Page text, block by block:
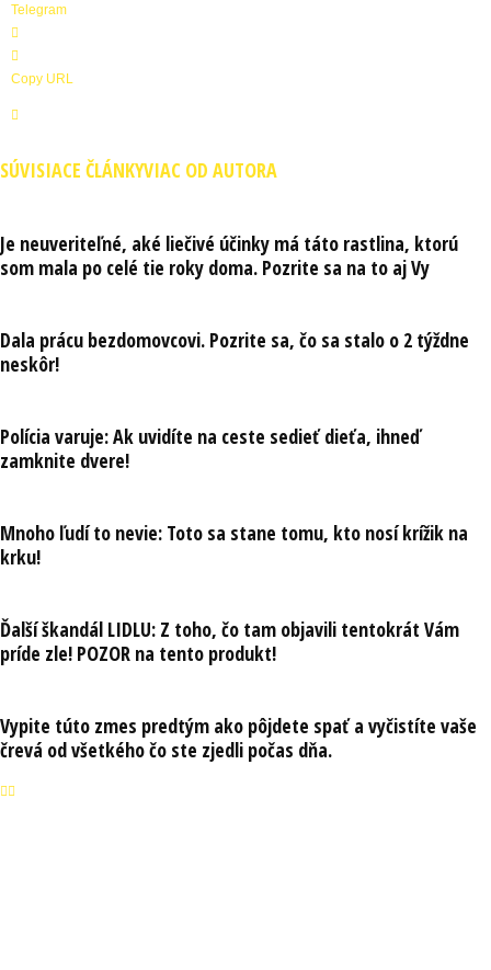
Telegram
Copy URL
SÚVISIACE ČLÁNKYVIAC OD AUTORA
Je neuveriteľné, aké liečivé účinky má táto rastlina, ktorú
som mala po celé tie roky doma. Pozrite sa na to aj Vy
Dala prácu bezdomovcovi. Pozrite sa, čo sa stalo o 2 týždne
neskôr!
Polícia varuje: Ak uvidíte na ceste sedieť dieťa, ihneď
zamknite dvere!
Mnoho ľudí to nevie: Toto sa stane tomu, kto nosí krížik na
krku!
Ďalší škandál LIDLU: Z toho, čo tam objavili tentokrát Vám
príde zle! POZOR na tento produkt!
Vypite túto zmes predtým ako pôjdete spať a vyčistíte vaše
črevá od všetkého čo ste zjedli počas dňa.